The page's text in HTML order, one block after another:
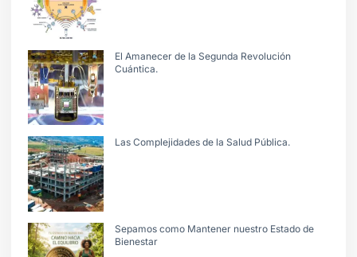
El Amanecer de la Segunda Revolución
Cuántica.
Las Complejidades de la Salud Pública.
Sepamos como Mantener nuestro Estado de
Bienestar